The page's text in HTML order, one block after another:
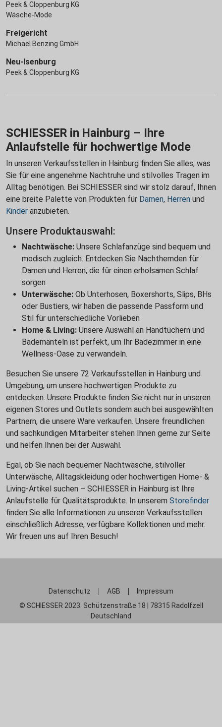
Peek & Cloppenburg KG
Wäsche-Mode
Freigericht
Michael Benzing GmbH
Neu-Isenburg
Peek & Cloppenburg KG
SCHIESSER in Hainburg – Ihre
Anlaufstelle für hochwertige Mode
In unseren Verkaufsstellen in Hainburg finden Sie alles, was
Sie für eine angenehme Nachtruhe und stilvolles Tragen im
Alltag benötigen. Bei SCHIESSER sind wir stolz darauf, Ihnen
eine breite Palette von Produkten für Damen, Herren und
Kinder anzubieten.
Unsere Produktauswahl:
Nachtwäsche: Unsere Schlafanzüge sind bequem und
modisch zugleich. Entdecken Sie Nachthemden für
Damen und Herren, die für einen erholsamen Schlaf
sorgen
Unterwäsche: Ob Unterhosen, Boxershorts, Slips, BHs
oder Bustiers, wir haben die passende Passform und
Stil für unterschiedliche Vorlieben
Home & Living: Unsere Auswahl an Handtüchern und
Bademänteln ist perfekt, um Ihr Badezimmer in eine
Wellness-Oase zu verwandeln.
Besuchen Sie unsere 72 Verkaufsstellen in Hainburg und
Umgebung, um unsere hochwertigen Produkte zu
entdecken. Unsere Produkte finden Sie nicht nur in unseren
eigenen Stores und Outlets sondern auch bei ausgewählten
Partnern, die unsere Ware verkaufen. Unsere freundlichen
und sachkundigen Mitarbeiter stehen Ihnen gerne zur Seite
und helfen Ihnen bei der Auswahl.
Egal, ob Sie nach bequemer Nachtwäsche, stilvoller
Unterwäsche, Alltagskleidung oder hochwertigen Home- &
Living-Artikel suchen – SCHIESSER in Hainburg ist Ihre
Anlaufstelle für Qualitätsprodukte. In unserem Storefinder
finden Sie alle Informationen zu unseren Verkaufsstellen
einschließlich Adresse, verfügbare Kollektionen und mehr.
Wir freuen uns auf Ihren Besuch!
Datenschutz AGB
Impressum
© SCHIESSER 2023. Schützenstraße 18 | 78315 Radolfzell
Deutschland